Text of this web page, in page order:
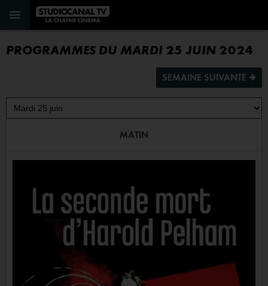
PROGRAMMES DU MARDI 25 JUIN 2024
SEMAINE SUIVANTE ª
MATIN